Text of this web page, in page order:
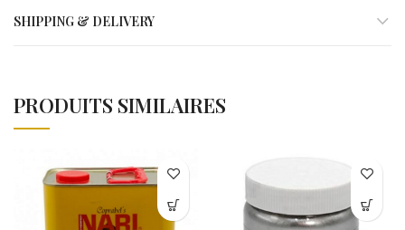
SHIPPING & DELIVERY
PRODUITS SIMILAIRES